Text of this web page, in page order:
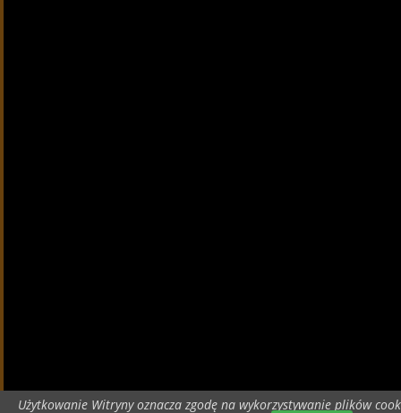
Użytkowanie Witryny oznacza zgodę na wykorzystywanie plików